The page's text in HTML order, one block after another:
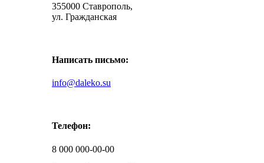
355000 Ставрополь,
ул. Гражданская
Написать письмо:
info@daleko.su
Телефон:
8 000 000-00-00